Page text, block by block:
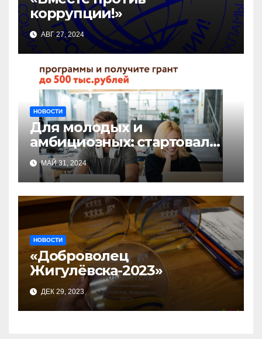
коррупции!»
АВГ 27, 2024
НОВОСТИ
Для молодых и
амбициозных: стартовал
прием заявок на участие в
бизнес-акселераторе «Ты
предприниматель»
МАЙ 31, 2024
НОВОСТИ
«Доброволец
Жигулёвска-2023»
ДЕК 29, 2023